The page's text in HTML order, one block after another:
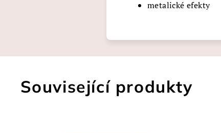
metalické efekty
Související produkty